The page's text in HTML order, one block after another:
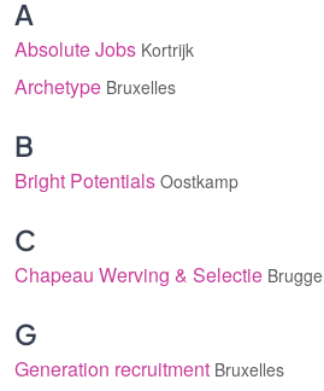
A
Absolute Jobs Kortrijk
Archetype Bruxelles
B
Bright Potentials Oostkamp
C
Chapeau Werving & Selectie Brugge
G
Generation recruitment Bruxelles